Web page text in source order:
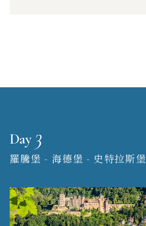
Day 3
羅騰堡 - 海德堡 - 史特拉斯堡